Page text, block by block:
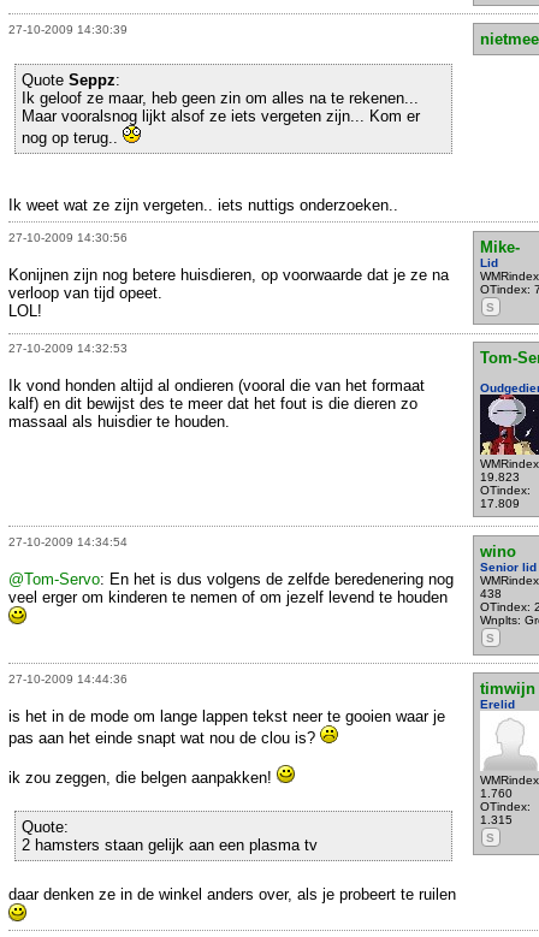
27-10-2009 14:30:39
Quote Seppz:
Ik geloof ze maar, heb geen zin om alles na te rekenen...
Maar vooralsnog lijkt alsof ze iets vergeten zijn... Kom er
nog op terug..
Ik weet wat ze zijn vergeten.. iets nuttigs onderzoeken..
27-10-2009 14:30:56
Mike-
Lid
OTindex:
S
Konijnen zijn nog betere huisdieren, op voorwaarde dat je ze na
verloop van tijd opeet.
LOL!
27-10-2009 14:32:53
Tom-
19.823
OTindex:
17.809
Ik vond honden altijd al ondieren (vooral die van het formaat
kalf) en dit bewijst des te meer dat het fout is die dieren zo
massaal als huisdier te houden.
27-10-2009 14:34:54
wino
Senior lid
438
OTindex:
Wnplts:
S
@Tom-Servo: En het is dus volgens de zelfde beredenering nog
veel erger om kinderen te nemen of om jezelf levend te houden
27-10-2009 14:44:36
timwijn
Erelid
1.760
OTindex:
1.315
S
is het in de mode om lange lappen tekst neer te gooien waar je
pas aan het einde snapt wat nou de clou is?
ik zou zeggen, die belgen aanpakken!
Quote:
2 hamsters staan gelijk aan een plasma tv
daar denken ze in de winkel anders over, als je probeert te ruilen